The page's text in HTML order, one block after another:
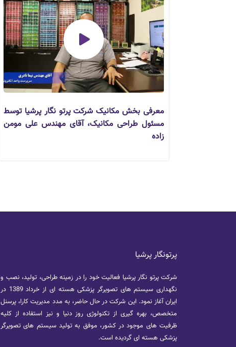
معرفی بخش مکانیک شرکت پرتو نگار پرشیا توسط
مسئول طراحی مکانیک، آقای مهندس علی مومن
زاده
پرتونگار پرشیا
شرکت پرتو نگار پرشیا فعالیت خود را در زمینه طراحی، تولید، نصب و
نگهداری سیستم های تصویرگر پزشکی هسته ای از خرداد 1389 در
ایران آغاز نمود. این شرکت در حال حاضر، به مدد مدیریت کارا، پرسنل
متخصص، بهره گیری از تکنولوژی روز دنیا و نیز استفاده از کلیه
ظرفیت های موجود در کشور، موفق به تولید سیستم های تصویرگر
پزشکی هسته ای گردیده است.